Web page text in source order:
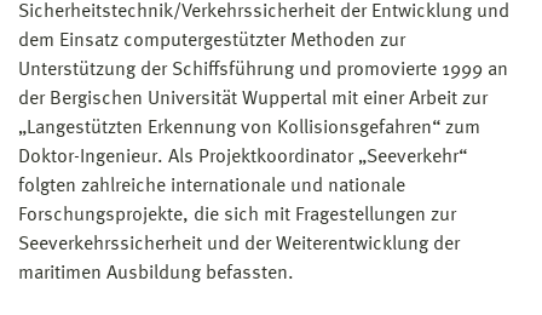
Sicherheitstechnik/Verkehrssicherheit der Entwicklung und
dem Einsatz computergestützter Methoden zur
Unterstützung der Schiffsführung und promovierte 1999 an
der Bergischen Universität Wuppertal mit einer Arbeit zur
„Langestützten Erkennung von Kollisionsgefahren“ zum
Doktor-Ingenieur. Als Projektkoordinator „Seeverkehr“
folgten zahlreiche internationale und nationale
Forschungsprojekte, die sich mit Fragestellungen zur
Seeverkehrssicherheit und der Weiterentwicklung der
maritimen Ausbildung befassten.